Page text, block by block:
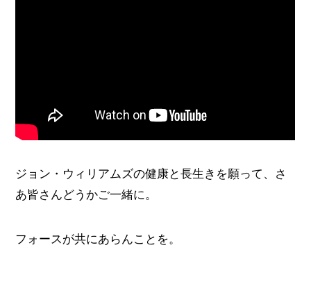
ジョン・ウィリアムズの健康と長生きを願って、さ
あ皆さんどうかご一緒に。
フォースが共にあらんことを。